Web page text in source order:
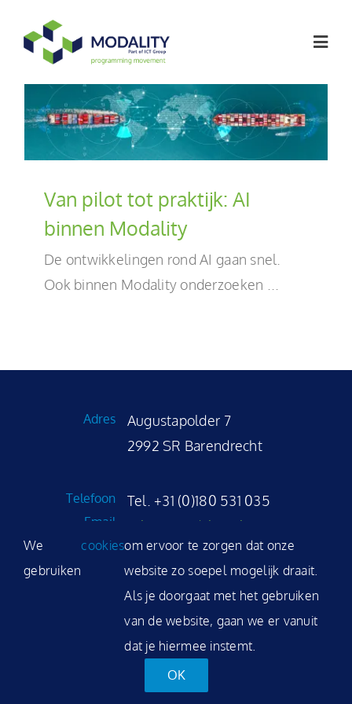
naar
inhoud
Softwareoplossingen
Werken bij
Artikelen
Over ons
Van pilot tot praktijk: AI
binnen Modality
De ontwikkelingen rond AI gaan snel.
Ook binnen Modality onderzoeken ...
Adres
Augustapolder 7
2992 SR Barendrecht
Telefoon
Email
Tel. +31 (0)180 531 035
sales@modality.nl
2026 Modality Software solutions b.v.
Privacyverklaring| Cookieverklaring|Disclaimer|
Nieuwsbrief
We
gebruiken
cookiesom ervoor te zorgen dat onze
website zo soepel mogelijk draait.
Als je doorgaat met het gebruiken
van de website, gaan we er vanuit
dat je hiermee instemt.
OK